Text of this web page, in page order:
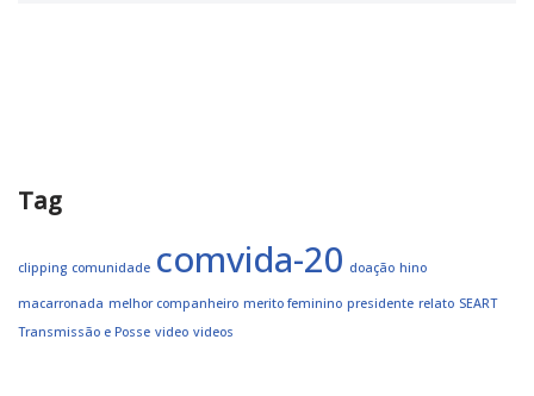
Tag
clipping comunidade comvida-20 doação hino
macarronada melhor companheiro merito feminino presidente relato SEART
Transmissão e Posse video videos